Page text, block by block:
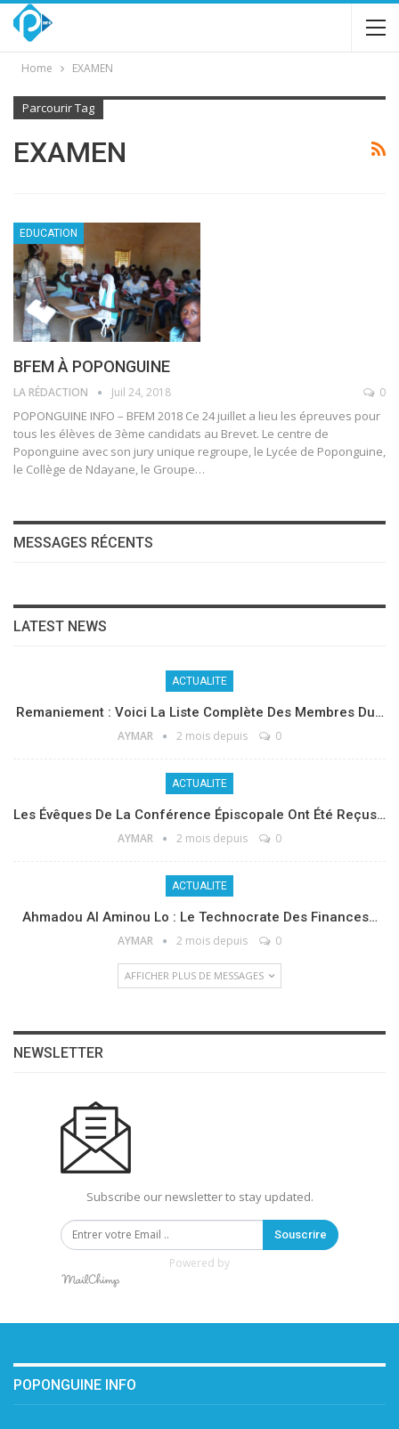
Home EXAMEN
Parcourir Tag
EXAMEN
EDUCATION
BFEM À POPONGUINE
LA RÉDACTION Juil 24, 2018 0
POPONGUINE INFO – BFEM 2018 Ce 24 juillet a lieu les épreuves pour
tous les élèves de 3ème candidats au Brevet. Le centre de
Poponguine avec son jury unique regroupe, le Lycée de Poponguine,
le Collège de Ndayane, le Groupe…
MESSAGES RÉCENTS
LATEST NEWS
ACTUALITE
Remaniement : Voici La Liste Complète Des Membres Du…
AYMAR 2 mois depuis 0
ACTUALITE
Les Évêques De La Conférence Épiscopale Ont Été Reçus…
AYMAR 2 mois depuis 0
ACTUALITE
Ahmadou Al Aminou Lo : Le Technocrate Des Finances…
AYMAR 2 mois depuis 0
AFFICHER PLUS DE MESSAGES
NEWSLETTER
Subscribe our newsletter to stay updated.
Souscrire
Powered by
POPONGUINE INFO